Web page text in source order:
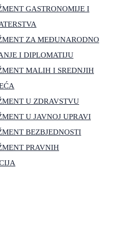
GASTRONOMIJE I
ZA MEĐUNARODNO
I DIPLOMATIJU
MALIH I SREDNJIH
U ZDRAVSTVU
U JAVNOJ UPRAVI
BEZBJEDNOSTI
PRAVNIH